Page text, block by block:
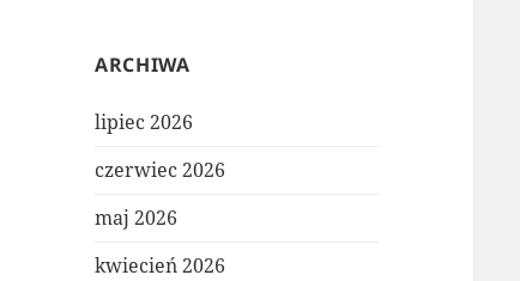
ARCHIWA
lipiec 2026
czerwiec 2026
maj 2026
kwiecień 2026